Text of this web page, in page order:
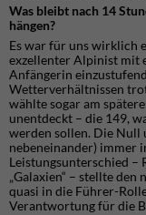
Was bleibt nach 14
hängen?
Es war für uns wirklich
exzellenter Alpinist mit
Anfängerin
Wetterverhältnissen
wählte sogar am
unentdeckt – die 149,
werden sollen. Die Null
nebeneinander) immer
Leistungsunterschied
„Galaxien“ – stellte
quasi in die Führer-
Verantwortung für die